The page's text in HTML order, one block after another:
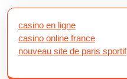
casino en ligne
casino online france
nouveau site de paris sportif